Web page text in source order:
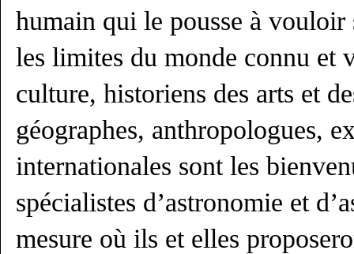
humain qui le pousse à vouloir
les limites du monde connu et
culture, historiens des arts et
géographes, anthropologues,
internationales sont les
spécialistes d’astronomie et
mesure où ils et elles